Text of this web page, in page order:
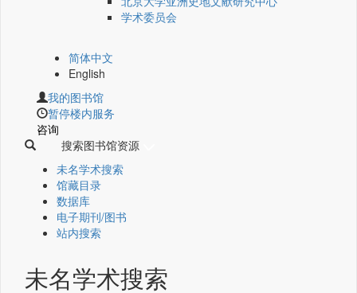
学术委员会
简体中文
English
我的图书馆
暂停楼内服务
咨询
搜索图书馆资源
未名学术搜索
馆藏目录
数据库
电子期刊/图书
站内搜索
未名学术搜索